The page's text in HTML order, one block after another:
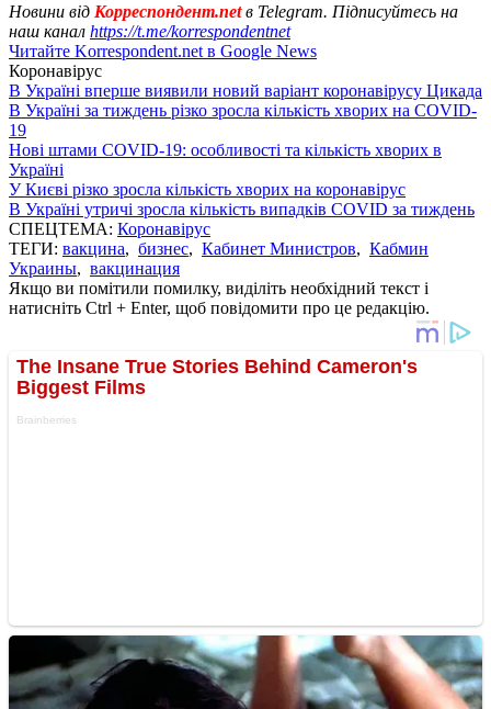
Новини від Корреспондент.netв Telegram. Підписуйтесь на
наш канал https://t.me/korrespondentnet
Читайте Korrespondent.net в Google News
Коронавірус
В Україні вперше виявили новий варіант коронавірусу Цикада
В Україні за тиждень різко зросла кількість хворих на COVID-
19
Нові штами COVID-19: особливості та кількість хворих в
Україні
У Києві різко зросла кількість хворих на коронавірус
В Україні утричі зросла кількість випадків COVID за тиждень
СПЕЦТЕМА: Коронавірус
ТЕГИ: вакцина, бизнес, Кабинет Министров, Кабмин
Украины, вакцинация
Якщо ви помітили помилку, виділіть необхідний текст і
натисніть Ctrl + Enter, щоб повідомити про це редакцію.